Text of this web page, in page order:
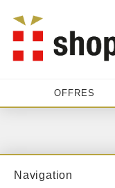
OFFRES
Navigation